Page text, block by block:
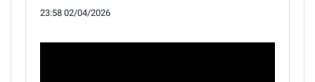
23:58 02/04/2026